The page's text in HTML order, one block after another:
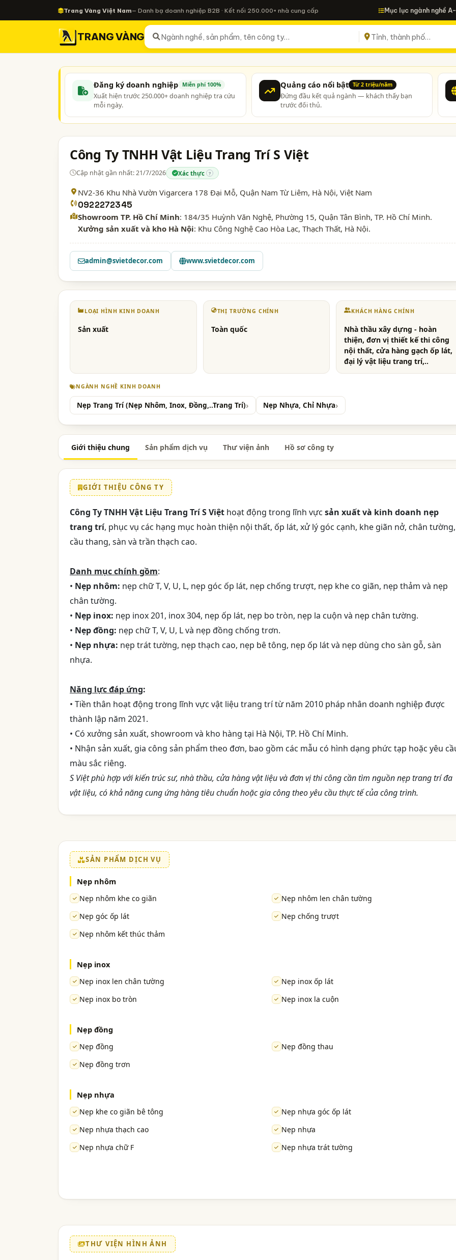
Trang Vàng Việt Nam— Danh bạ doanh nghiệp B2B · Kết nối 250.000+ nhà cung cấp Mục lục ngành nghề
TRANG VÀNG
Đăng ký doanh nghiệp Miễn phí 100%
Xuất hiện trước 250.000+ doanh nghiệp tra cứu
mỗi ngày.
Quảng cáo nổi bật Từ 2 triệu/năm
Đứng đầu kết quả ngành — khách thấy bạn
trước đối thủ.
Công Ty TNHH Vật Liệu Trang Trí S Việt
Cập nhật gần nhất: 21/7/2026 Xác thực ?
NV2-36 Khu Nhà Vườn Vigarcera 178 Đại Mỗ, Quận Nam Từ Liêm, Hà Nội, Việt Nam
0922272345
Showroom TP. Hồ Chí Minh: 184/35 Huỳnh Văn Nghệ, Phường 15, Quận Tân Bình, TP. Hồ Chí Minh.
Xưởng sản xuất và kho Hà Nội: Khu Công Nghệ Cao Hòa Lạc, Thạch Thất, Hà Nội.
admin@svietdecor.com www.svietdecor.com
LOẠI HÌNH KINH DOANH
Sản xuất
THỊ TRƯỜNG CHÍNH
Toàn quốc
KHÁCH HÀNG CHÍNH
Nhà thầu xây dựng - hoàn
thiện, đơn vị thiết kế thi công
nội thất, cửa hàng gạch ốp lát,
đại lý vật liệu trang trí,..
NGÀNH NGHỀ KINH DOANH
Nẹp Trang Trí (Nẹp Nhôm, Inox, Đồng,..Trang Trí) Nẹp Nhựa, Chỉ Nhựa
Giới thiệu chung Sản phẩm dịch vụ Thư viện ảnh Hồ sơ công ty
GIỚI THIỆU CÔNG TY
Công Ty TNHH Vật Liệu Trang Trí S Việt hoạt động trong lĩnh vực sản xuất và kinh doanh nẹp
trang trí, phục vụ các hạng mục hoàn thiện nội thất, ốp lát, xử lý góc cạnh, khe giãn nở, chân tường,
cầu thang, sàn và trần thạch cao.
Danh mục chính gồm:
• Nẹp nhôm: nẹp chữ T, V, U, L, nẹp góc ốp lát, nẹp chống trượt, nẹp khe co giãn, nẹp thảm và nẹp
chân tường.
• Nẹp inox: nẹp inox 201, inox 304, nẹp ốp lát, nẹp bo tròn, nẹp la cuộn và nẹp chân tường.
• Nẹp đồng: nẹp chữ T, V, U, L và nẹp đồng chống trơn.
• Nẹp nhựa: nẹp trát tường, nẹp thạch cao, nẹp bê tông, nẹp ốp lát và nẹp dùng cho sàn gỗ, sàn
nhựa.
Năng lực đáp ứng:
• Tiền thân hoạt động trong lĩnh vực vật liệu trang trí từ năm 2010 pháp nhân doanh nghiệp được
thành lập năm 2021.
• Có xưởng sản xuất, showroom và kho hàng tại Hà Nội, TP. Hồ Chí Minh.
• Nhận sản xuất, gia công sản phẩm theo đơn, bao gồm các mẫu có hình dạng phức tạp hoặc yêu
màu sắc riêng.
S Việt phù hợp với kiến trúc sư, nhà thầu, cửa hàng vật liệu và đơn vị thi công cần tìm nguồn nẹp trang trí đa
vật liệu, có khả năng cung ứng hàng tiêu chuẩn hoặc gia công theo yêu cầu thực tế của công trình.
SẢN PHẨM DỊCH VỤ
Nẹp nhôm
Nẹp nhôm khe co giãn
Nẹp nhôm len chân tường
Nẹp góc ốp lát
Nẹp chống trượt
Nẹp nhôm kết thúc thảm
Nẹp inox
Nẹp inox len chân tường
Nẹp inox ốp lát
Nẹp inox bo tròn
Nẹp inox la cuộn
Nẹp đồng
Nẹp đồng
Nẹp đồng thau
Nẹp đồng trơn
Nẹp nhựa
Nẹp khe co giãn bê tông
Nẹp nhựa góc ốp lát
Nẹp nhựa thạch cao
Nẹp nhựa
Nẹp nhựa chữ F
Nẹp nhựa trát tường
THƯ VIỆN HÌNH ẢNH